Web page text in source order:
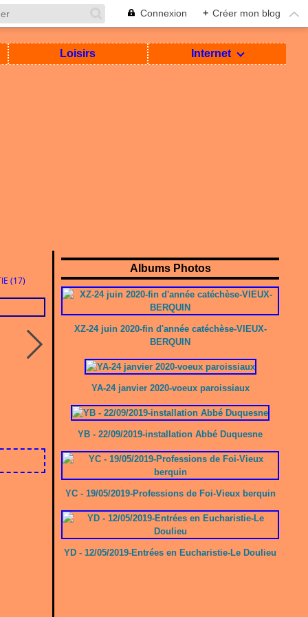
Connexion + Créer mon blog
Loisirs Internet
(17)
Albums Photos
XZ-24 juin 2020-fin d'année catéchèse-VIEUX-
BERQUIN
YA-24 janvier 2020-voeux paroissiaux
YB - 22/09/2019-installation Abbé Duquesne
YC - 19/05/2019-Professions de Foi-Vieux berquin
YD - 12/05/2019-Entrées en Eucharistie-Le Doulieu